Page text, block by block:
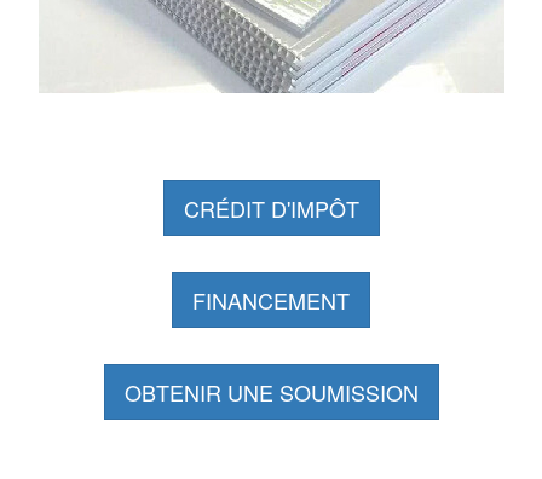
CRÉDIT D'IMPÔT
FINANCEMENT
OBTENIR UNE SOUMISSION